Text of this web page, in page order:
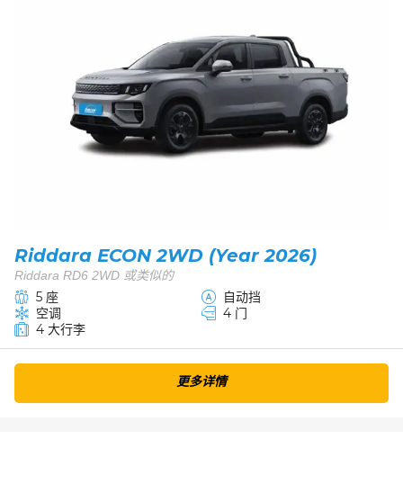
Riddara ECON 2WD (Year 2026)
Riddara RD6 2WD 或类似的
5 座
自动挡
空调
4 门
4 大行李
更多详情